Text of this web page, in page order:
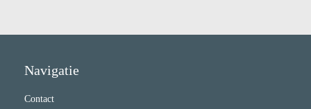
Navigatie
Contact